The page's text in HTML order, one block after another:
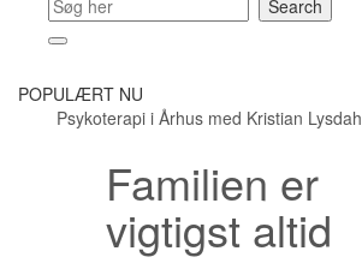
POPULÆRT NU
Psykoterapi i Århus med Kristian Lysdahl|
Familien er
vigtigst altid